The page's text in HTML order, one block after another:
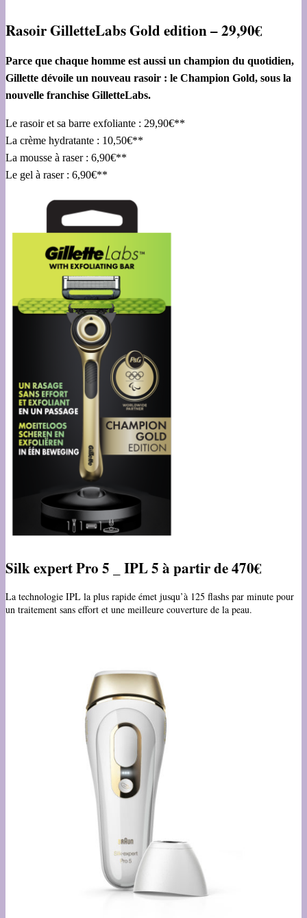
Rasoir GilletteLabs Gold edition – 29,90€
Parce que chaque homme est aussi un champion du quotidien,
Gillette dévoile un nouveau rasoir : le Champion Gold, sous la
nouvelle franchise GilletteLabs.
Le rasoir et sa barre exfoliante : 29,90€**
La crème hydratante : 10,50€**
La mousse à raser : 6,90€**
Le gel à raser : 6,90€**
Silk expert Pro 5 _ IPL 5 à partir de 470€
La technologie IPL la plus rapide émet jusqu’à 125 flashs par minute pour
un traitement sans effort et une meilleure couverture de la peau.